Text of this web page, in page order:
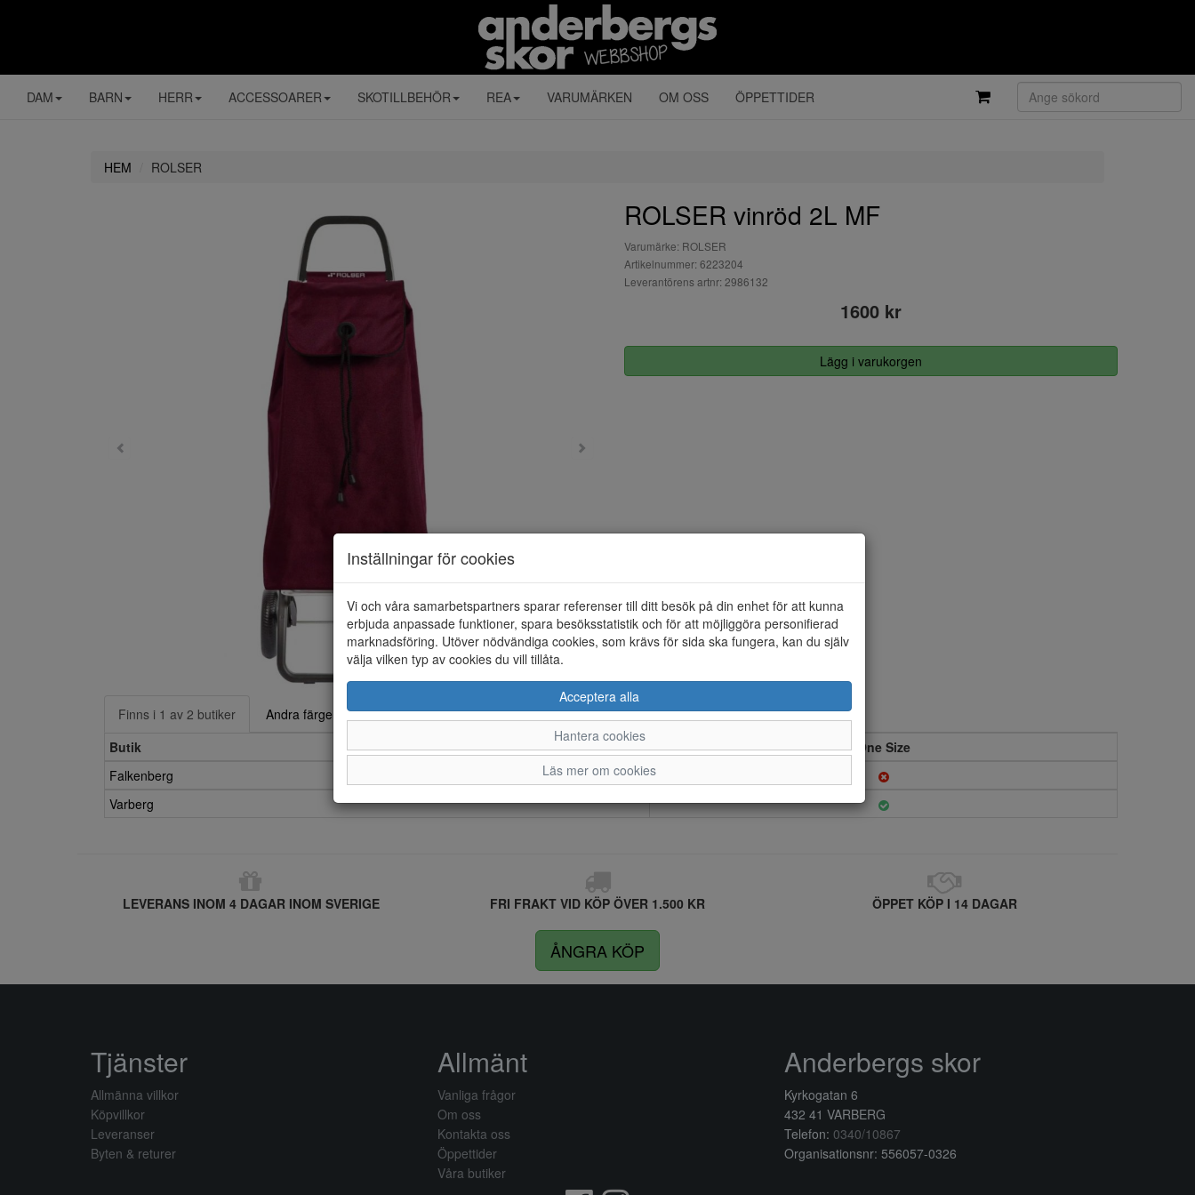
DAM BARN HERR ACCESSOARER SKOTILLBEHÖR REA VARUMÄRKEN OM OSS ÖPPETTIDER
HEM ROLSER
ROLSER vinröd 2L MF
Varumärke: ROLSER
Artikelnummer: 6223204
Leverantörens artnr: 2986132
1600 kr
Lägg i varukorgen
Finns i 1 av 2 butiker
Andra färger
Butik
One Size
Falkenberg
Varberg
LEVERANS INOM 4 DAGAR INOM SVERIGE FRI FRAKT VID KÖP ÖVER 1.500 KR ÖPPET KÖP I 14 DAGAR
ÅNGRA KÖP
Inställningar för cookies
Vi och våra samarbetspartners sparar referenser till ditt besök på din enhet för att kunna
erbjuda anpassade funktioner, spara besöksstatistik och för att möjliggöra personifierad
marknadsföring. Utöver nödvändiga cookies, som krävs för sida ska fungera, kan du själv
välja vilken typ av cookies du vill tillåta.
Acceptera alla
Hantera cookies
Läs mer om cookies
Tjänster
Allmänna villkor
Köpvillkor
Leveranser
Byten & returer
Allmänt
Vanliga frågor
Om oss
Kontakta oss
Öppettider
Våra butiker
Anderbergs skor
Kyrkogatan 6
432 41 VARBERG
Telefon: 0340/10867
Organisationsnr: 556057-0326